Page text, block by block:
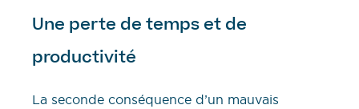
Une perte de temps et de
productivité
La seconde conséquence d’un mauvais